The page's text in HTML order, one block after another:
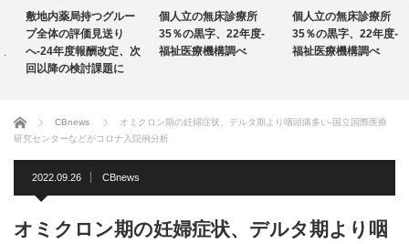
敷地内薬局持つグルー
プ全体の評価見送り
へ-24年度報酬改定、次
回以降の検討課題に
個人立の無床診療所
35％の黒字、22年度-
福祉医療機構調べ
個人立の無床診療所
35％の黒字、22年度-
福祉医療機構調べ
ホーム CBnews
オミクロン期の妊婦症状、デルタ期より咽頭痛多い-国立国際医療
研究センターなどがコロナ入院例分析
2022.09.26 CBnews
オミクロン期の妊婦症状、デルタ期より咽